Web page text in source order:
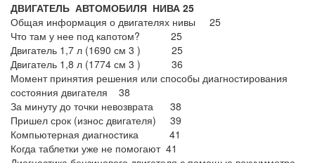
ДВИГАТЕЛЬ АВТОМОБИЛЯ НИВА 25
Общая информация о двигателях нивы 25
Что там у нее под капотом? 25
Двигатель 1,7 л (1690 см 3 ) 25
Двигатель 1,8 л (1774 см 3 ) 36
Момент принятия решения или способы диагностирования
состояния двигателя 38
За минуту до точки невозврата 38
Пришел срок (износ двигателя) 39
Компьютерная диагностика 41
Когда таблетки уже не помогают 41